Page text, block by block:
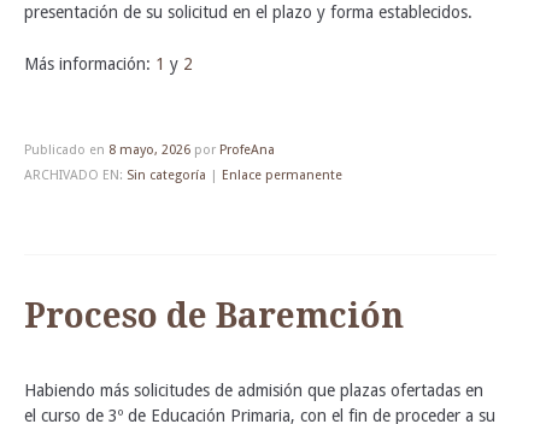
presentación de su solicitud en el plazo y forma establecidos.
Más información: 1 y 2
Publicado en 8 mayo, 2026 por ProfeAna
ARCHIVADO EN: Sin categoría Enlace permanente
Proceso de Baremción
Habiendo más solicitudes de admisión que plazas ofertadas en
el curso de 3º de Educación Primaria, con el fin de proceder a su